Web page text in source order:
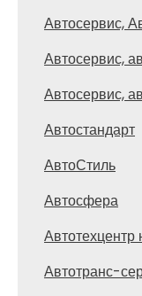
Автосервис,
Автосервис,
Автосервис,
Автостандарт
АвтоСтиль
Автосфера
Автотехцентр
Автотранс-